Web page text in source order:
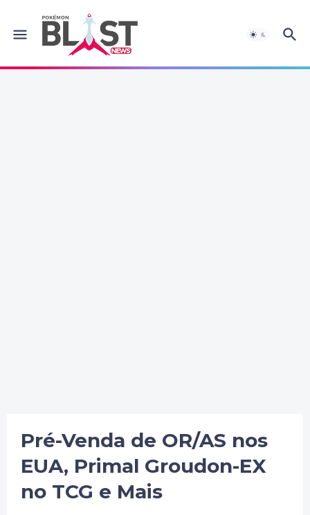
Pré-Venda de OR/AS nos
EUA, Primal Groudon-EX
no TCG e Mais